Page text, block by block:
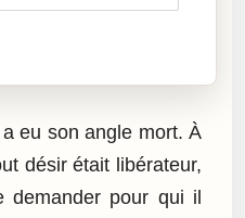
eu son angle mort. À
désir était libérateur,
pour qui il